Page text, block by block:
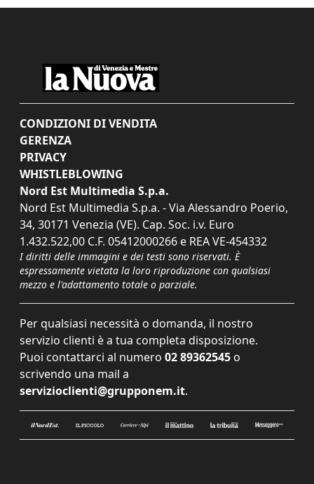
CONDIZIONI DI VENDITA
GERENZA
PRIVACY
WHISTLEBLOWING
Nord Est Multimedia S.p.a.
Nord Est Multimedia S.p.a. - Via Alessandro Poerio,
34, 30171 Venezia (VE). Cap. Soc. i.v. Euro
1.432.522,00 C.F. 05412000266 e REA VE-454332
I diritti delle immagini e dei testi sono riservati. È
espressamente vietata la loro riproduzione con qualsiasi
mezzo e l'adattamento totale o parziale.
Per qualsiasi necessità o domanda, il nostro
servizio clienti è a tua completa disposizione.
Puoi contattarci al numero 02 89362545 o
scrivendo una mail a
servizioclienti@grupponem.it.